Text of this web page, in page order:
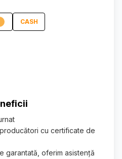
CASH
cu certificate de
garantată, oferim asistență